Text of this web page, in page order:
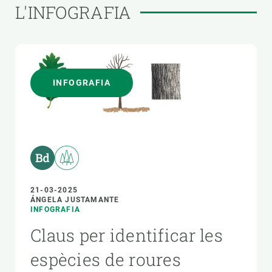
L'INFOGRAFIA
INFOGRAFIA
21-03-2025
ÁNGELA JUSTAMANTE
INFOGRAFIA
Claus per identificar les
espècies de roures